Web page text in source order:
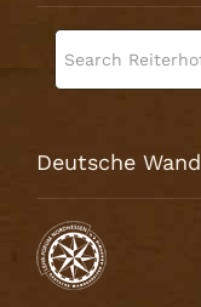
Deutsche